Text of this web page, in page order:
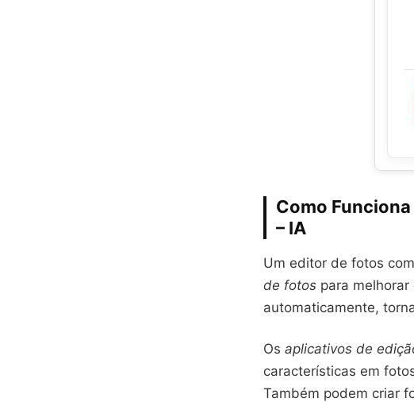
Como
– IA
Um editor de fotos
de fotos para
automaticamente,
Os aplicativos de
características em
Também podem criar